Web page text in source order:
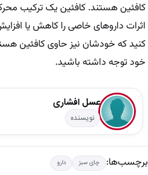
کافئین هستند. کافئین یک ترکیب
اثرات داروهای خاصی را کاهش یا
کنید که خودشان نیز حاوی کافئین
خود توجه داشته باشید.
عسل افشاری
نویسنده
برچسب‌ها: چای سبز دارو